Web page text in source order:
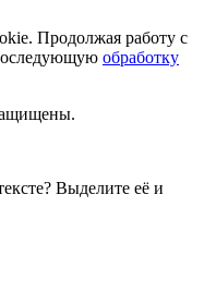
Продолжая работу с
обработку
Выделите её и